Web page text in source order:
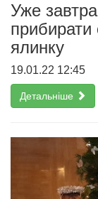
Уже
прибирати
ялинку
19.01.22 12:45
Детальніше